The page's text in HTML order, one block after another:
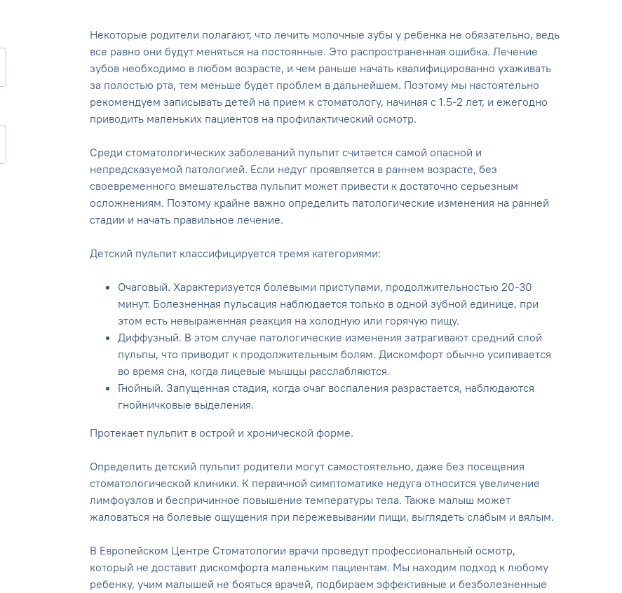
Некоторые родители полагают, что лечить молочные зубы у ребенка не обязательно, ведь
все равно они будут меняться на постоянные. Это распространенная ошибка. Лечение
зубов необходимо в любом возрасте, и чем раньше начать квалифицированно ухаживать
за полостью рта, тем меньше будет проблем в дальнейшем. Поэтому мы настоятельно
рекомендуем записывать детей на прием к стоматологу, начиная с 1.5-2 лет, и ежегодно
приводить маленьких пациентов на профилактический осмотр.
Среди стоматологических заболеваний пульпит считается самой опасной и
непредсказуемой патологией. Если недуг проявляется в раннем возрасте, без
своевременного вмешательства пульпит может привести к достаточно серьезным
осложнениям. Поэтому крайне важно определить патологические изменения на ранней
стадии и начать правильное лечение.
Детский пульпит классифицируется тремя категориями:
Очаговый. Характеризуется болевыми приступами, продолжительностью 20-30
минут. Болезненная пульсация наблюдается только в одной зубной единице, при
этом есть невыраженная реакция на холодную или горячую пищу.
Диффузный. В этом случае патологические изменения затрагивают средний слой
пульпы, что приводит к продолжительным болям. Дискомфорт обычно усиливается
во время сна, когда лицевые мышцы расслабляются.
Гнойный. Запущенная стадия, когда очаг воспаления разрастается, наблюдаются
гнойничковые выделения.
Протекает пульпит в острой и хронической форме.
Определить детский пульпит родители могут самостоятельно, даже без посещения
стоматологической клиники. К первичной симптоматике недуга относится увеличение
лимфоузлов и беспричинное повышение температуры тела. Также малыш может
жаловаться на болевые ощущения при пережевывании пищи, выглядеть слабым и вялым.
В Европейском Центре Стоматологии врачи проведут профессиональный осмотр,
который не доставит дискомфорта маленьким пациентам. Мы находим подход к любому
ребенку, учим малышей не бояться врачей, подбираем эффективные и безболезненные